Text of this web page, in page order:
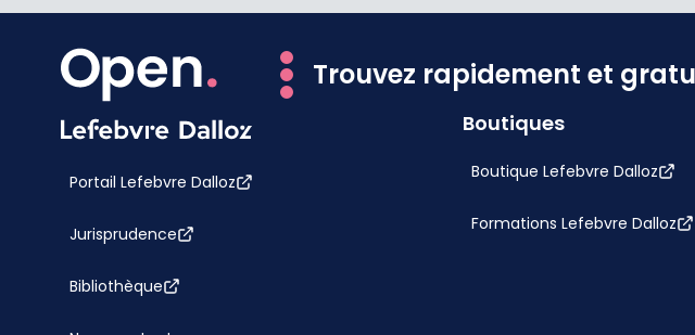
Trouvez rapidement et
Portail Lefebvre Dalloz
Jurisprudence
Bibliothèque
Boutiques
Boutique Lefebvre Dalloz
Formations Lefebvre Dalloz